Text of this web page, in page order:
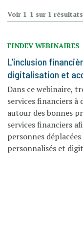
Voir 1-1 sur 1 résultats
FINDEV WEBINAIRES
L'inclusion
digitalisation et
Dans ce webinaire,
services financiers à
autour des bonnes
services financiers
personnes
personnalisés et